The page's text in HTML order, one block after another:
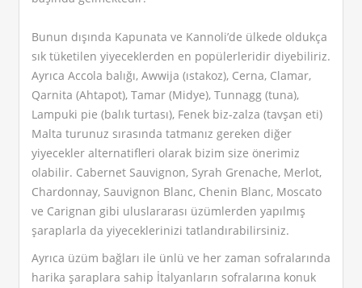
Bunun dışında Kapunata ve Kannoli’de ülkede oldukça
sık tüketilen yiyeceklerden en popülerleridir diyebiliriz.
Ayrıca Accola balığı, Awwija (ıstakoz), Cerna, Clamar,
Qarnita (Ahtapot), Tamar (Midye), Tunnagg (tuna),
Lampuki pie (balık turtası), Fenek biz-zalza (tavşan eti)
Malta turunuz sırasında tatmanız gereken diğer
yiyecekler alternatifleri olarak bizim size önerimiz
olabilir. Cabernet Sauvignon, Syrah Grenache, Merlot,
Chardonnay, Sauvignon Blanc, Chenin Blanc, Moscato
ve Carignan gibi uluslararası üzümlerden yapılmış
şaraplarla da yiyeceklerinizi tatlandırabilirsiniz.
Ayrıca üzüm bağları ile ünlü ve her zaman sofralarında
harika şaraplara sahip İtalyanların sofralarına konuk